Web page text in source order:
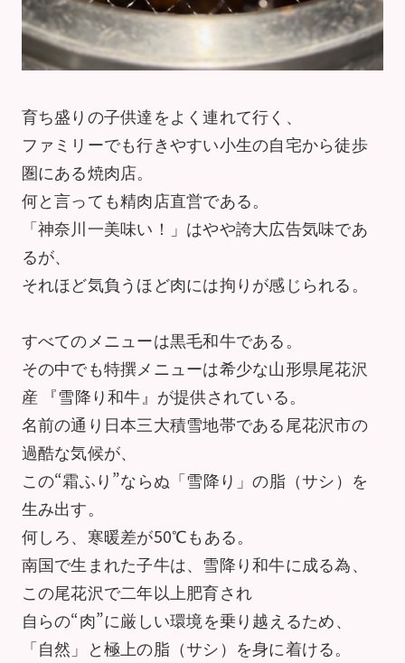
育ち盛りの子供達をよく連れて行く、
ファミリーでも行きやすい小生の自宅から徒歩
圏にある焼肉店。
何と言っても精肉店直営である。
「神奈川一美味い！」はやや誇大広告気味であ
るが、
それほど気負うほど肉には拘りが感じられる。
すべてのメニューは黒毛和牛である。
その中でも特撰メニューは希少な山形県尾花沢
産 『雪降り和牛』が提供されている。
名前の通り日本三大積雪地帯である尾花沢市の
過酷な気候が、
この“霜ふり”ならぬ「雪降り」の脂（サシ）を
生み出す。
何しろ、寒暖差が50℃もある。
南国で生まれた子牛は、雪降り和牛に成る為、
この尾花沢で二年以上肥育され
自らの“肉”に厳しい環境を乗り越えるため、
「自然」と極上の脂（サシ）を身に着ける。